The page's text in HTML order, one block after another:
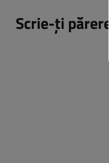
Scrie-ți părerea